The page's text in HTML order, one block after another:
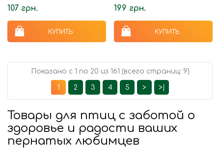
107 грн.
КУПИТЬ
199 грн.
КУПИТЬ
Показано с 1 по 20 из 161 (всего страниц: 9)
1 2 3 4 5 > >|
Товары для птиц с заботой о
здоровье и радости ваших
пернатых любимцев